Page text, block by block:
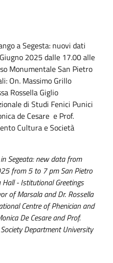
a Segesta: nuovi dati
2025 dalle 17.00 alle
Monumentale San Pietro
On. Massimo Grillo
Rossella Giglio
di Studi Fenici Punici
de Cesare e Prof.
Cultura e Società
Segeata: new data from
from 5 to 7 pm San Pietro
- Istitutional Greetings
of Marsala and Dr. Rossella
Centre of Phenician and
De Cesare and Prof.
Department University